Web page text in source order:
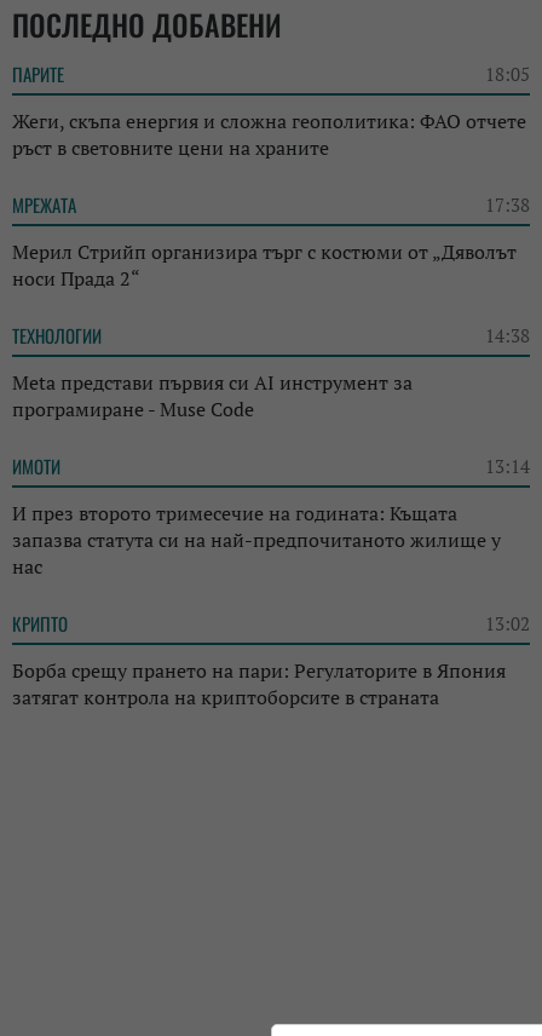
ПОСЛЕДНО ДОБАВЕНИ
ПАРИТЕ 18:05
Жеги, скъпа енергия и сложна геополитика: ФАО отчете
ръст в световните цени на храните
МРЕЖАТА 17:38
Мерил Стрийп организира търг с костюми от „Дяволът
носи Прада 2“
ТЕХНОЛОГИИ 14:38
Meta представи първия си AI инструмент за
програмиране - Muse Code
ИМОТИ 13:14
И през второто тримесечие на годината: Къщата
запазва статута си на най-предпочитаното жилище у
нас
КРИПТО 13:02
Борба срещу прането на пари: Регулаторите в Япония
затягат контрола на криптоборсите в страната